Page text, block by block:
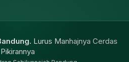
Lurus Manhajnya Cerdas
Pikirannya